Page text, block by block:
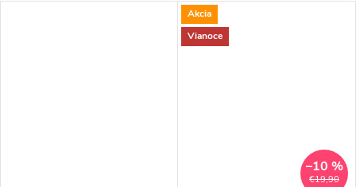
Akcia
Vianoce
€19,90
–10 %